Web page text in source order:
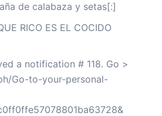
de calabaza y setas[:]
RICO ES EL COCIDO
a notification # 118. Go >
Go-to-your-personal-